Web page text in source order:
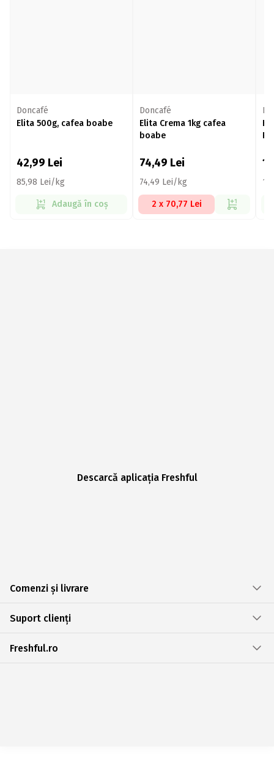
Doncafé
Elita 500g, cafea boabe
42,99 Lei
85,98 Lei/kg
Adaugă în coș
Doncafé
Elita Crema 1kg cafea
boabe
74,49 Lei
74,49 Lei/kg
2 x 70,77 Lei
Descarcă aplicația Freshful
Comenzi și livrare
Suport clienți
Freshful.ro